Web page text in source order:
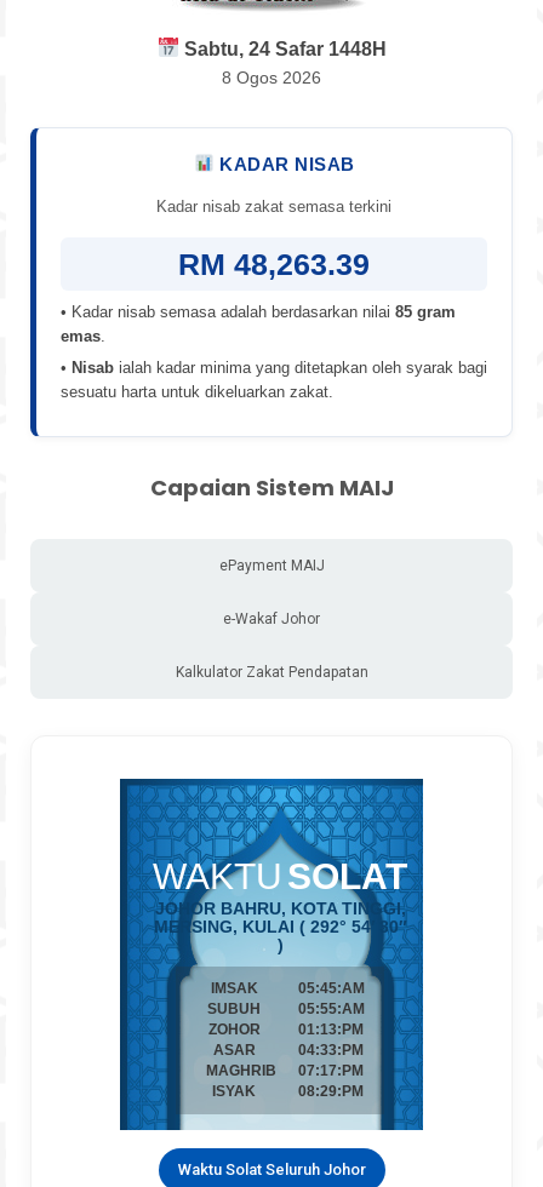
Sabtu, 24 Safar 1448H
8 Ogos 2026
KADAR NISAB
Kadar nisab zakat semasa terkini
RM 48,263.39
• Kadar nisab semasa adalah berdasarkan nilai 85 gram
emas
• Nisab ialah kadar minima yang ditetapkan oleh syarak bagi
sesuatu harta untuk dikeluarkan zakat.
Capaian Sistem MAIJ
ePayment MAIJ
e-Wakaf Johor
Kalkulator Zakat Pendapatan
Waktu Solat Seluruh Johor